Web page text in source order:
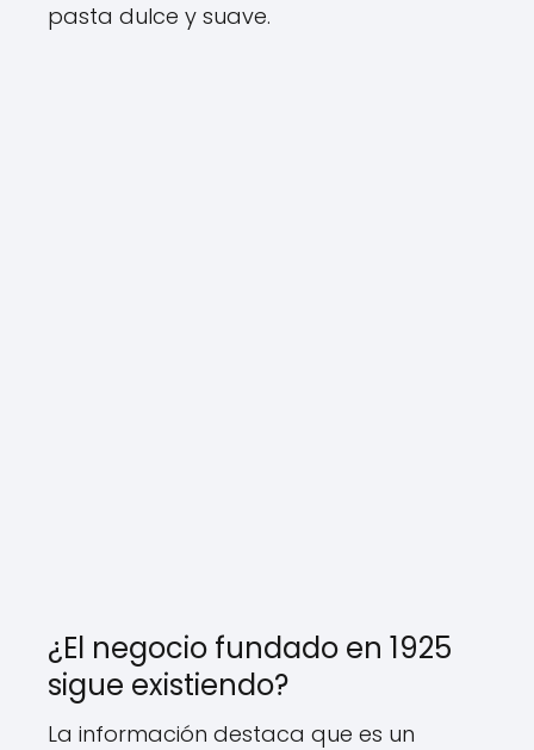
pasta dulce y suave.
¿El negocio fundado en 1925
sigue existiendo?
La información destaca que es un